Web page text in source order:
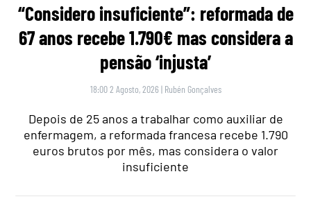
“Considero insuficiente”: reformada de
67 anos recebe 1.790€ mas considera a
pensão ‘injusta’
18:00 2 Agosto, 2026 | Rubén Gonçalves
Depois de 25 anos a trabalhar como auxiliar de
enfermagem, a reformada francesa recebe 1.790
euros brutos por mês, mas considera o valor
insuficiente